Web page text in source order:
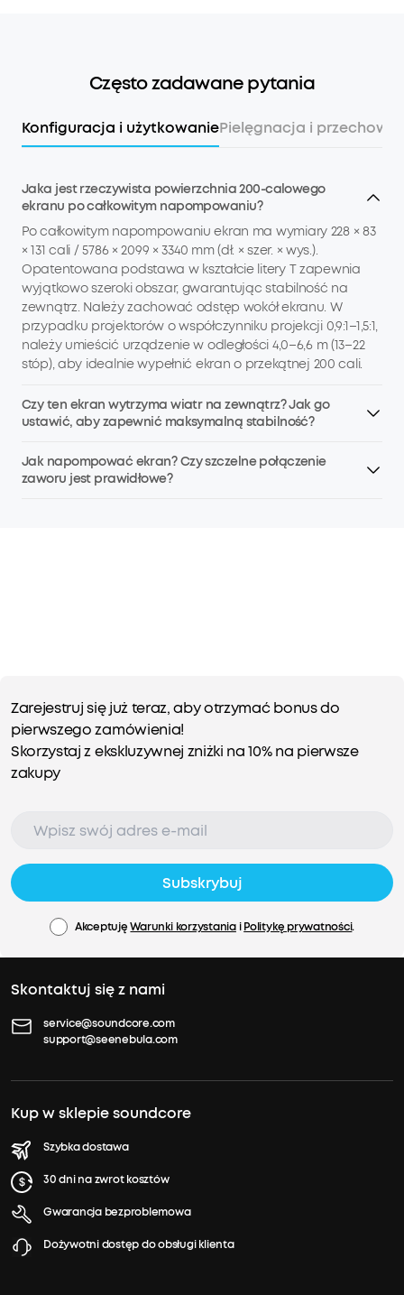
Często zadawane pytania
Konfiguracja i użytkowaniePielęgnacja i
Jaka jest rzeczywista powierzchnia 200-calowego
ekranu po całkowitym napompowaniu?
Po całkowitym napompowaniu ekran ma wymiary 228 × 83
× 131 cali / 5786 × 2099 × 3340 mm (dł. × szer. × wys.).
Opatentowana podstawa w kształcie litery T zapewnia
wyjątkowo szeroki obszar, gwarantując stabilność na
zewnątrz. Należy zachować odstęp wokół ekranu. W
przypadku projektorów o współczynniku projekcji 0,9:1–1,5:1,
należy umieścić urządzenie w odległości 4,0–6,6 m (13–22
stóp), aby idealnie wypełnić ekran o przekątnej 200 cali.
Czy ten ekran wytrzyma wiatr na zewnątrz? Jak go
ustawić, aby zapewnić maksymalną stabilność?
Jak napompować ekran? Czy szczelne połączenie
zaworu jest prawidłowe?
Zarejestruj się już teraz, aby otrzymać bonus do
pierwszego zamówienia!
Skorzystaj z ekskluzywnej zniżki na 10% na pierwsze
zakupy
Subskrybuj
AkceptujęWarunki korzystaniaiPolitykę prywatności.
Skontaktuj się z nami
service@soundcore.com
support@seenebula.com
Kup w sklepie soundcore
Szybka dostawa
30 dni na zwrot kosztów
Gwarancja bezproblemowa
Dożywotni dostęp do obsługi klienta